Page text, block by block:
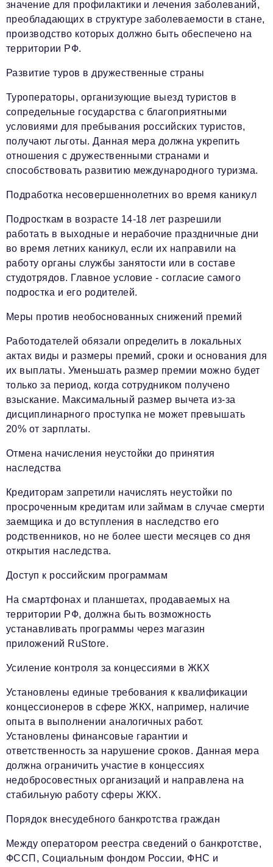
значение для профилактики и лечения заболеваний,
преобладающих в структуре заболеваемости в стане,
производство которых должно быть обеспечено на
территории РФ.
Развитие туров в дружественные страны
Туроператоры, организующие выезд туристов в
сопредельные государства с благоприятными
условиями для пребывания российских туристов,
получают льготы. Данная мера должна укрепить
отношения с дружественными странами и
способствовать развитию международного туризма.
Подработка несовершеннолетних во время каникул
Подросткам в возрасте 14-18 лет разрешили
работать в выходные и нерабочие праздничные дни
во время летних каникул, если их направили на
работу органы службы занятости или в составе
студотрядов. Главное условие - согласие самого
подростка и его родителей.
Меры против необоснованных снижений премий
Работодателей обязали определить в локальных
актах виды и размеры премий, сроки и основания для
их выплаты. Уменьшать размер премии можно будет
только за период, когда сотрудником получено
взыскание. Максимальный размер вычета из‑за
дисциплинарного проступка не может превышать
20% от зарплаты.
Отмена начисления неустойки до принятия
наследства
Кредиторам запретили начислять неустойки по
просроченным кредитам или займам в случае смерти
заемщика и до вступления в наследство его
родственников, но не более шести месяцев со дня
открытия наследства.
Доступ к российским программам
На смартфонах и планшетах, продаваемых на
территории РФ, должна быть возможность
устанавливать программы через магазин
приложений RuStore.
Усиление контроля за концессиями в ЖКХ
Установлены единые требования к квалификации
концессионеров в сфере ЖКХ, например, наличие
опыта в выполнении аналогичных работ.
Установлены финансовые гарантии и
ответственность за нарушение сроков. Данная мера
должна ограничить участие в концессиях
недобросовестных организаций и направлена на
стабильную работу сферы ЖКХ.
Порядок внесудебного банкротства граждан
Между оператором реестра сведений о банкротстве,
ФССП, Социальным фондом России, ФНС и